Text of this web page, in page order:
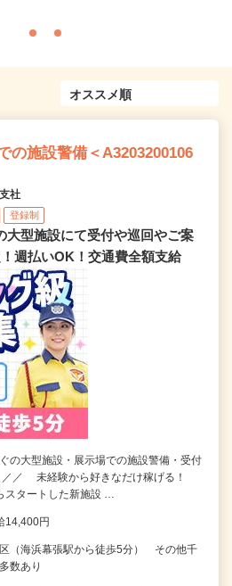
の施設警備＜A3203200106
社
登録制
大型施設にて受付や巡回やご案
週払いOK！交通費全額支給
の大型施設・展示場での施設警備・受付
／ 未経験から好きなだけ稼げる！
スタートした新施設 …
14,400円
（海浜幕張駅から徒歩5分） その他千
数あり